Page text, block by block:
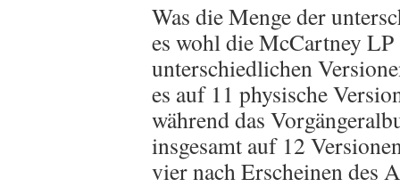
Was die Menge der
es wohl die McCartney
unterschiedlichen
es auf 11 physische
während das
insgesamt auf 12
vier nach Erscheinen des